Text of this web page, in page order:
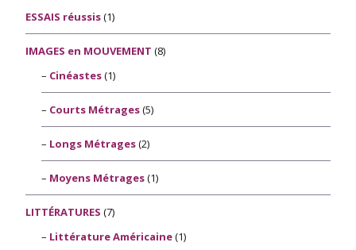
ESSAIS réussis(1)
IMAGES en MOUVEMENT (8)
Cinéastes(1)
Courts Métrages(5)
Longs Métrages(2)
Moyens Métrages(1)
LITTÉRATURES (7)
Littérature Américaine(1)